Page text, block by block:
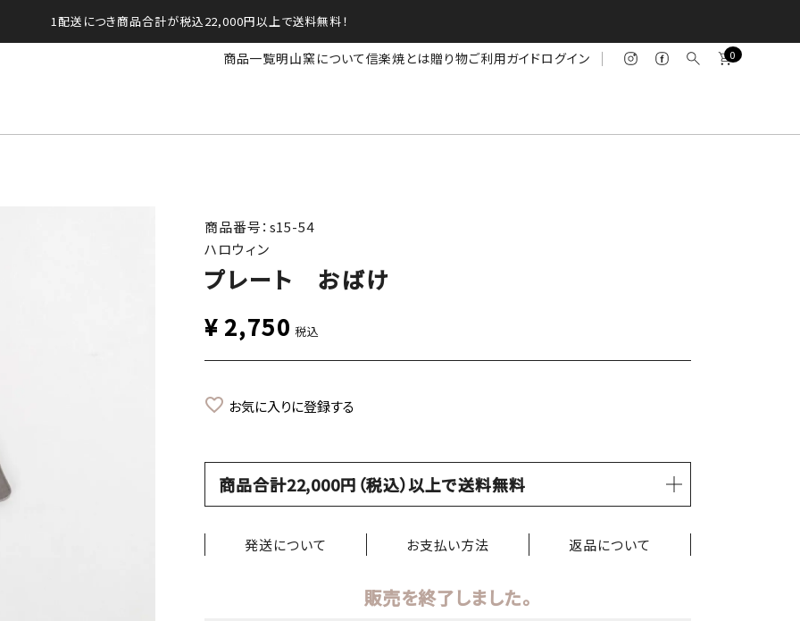
1配送につき商品合計が税込22,000円以上で送料無料！
商品一覧明山窯について信楽焼とは贈り物ご利用ガイドログイン 0
商品番号：s15-54
ハロウィン
プレート おばけ
¥2,750 税込
お気に入りに登録する
商品合計22,000円（税込）以上で送料無料
発送について お支払い方法 返品について
販売を終了しました。